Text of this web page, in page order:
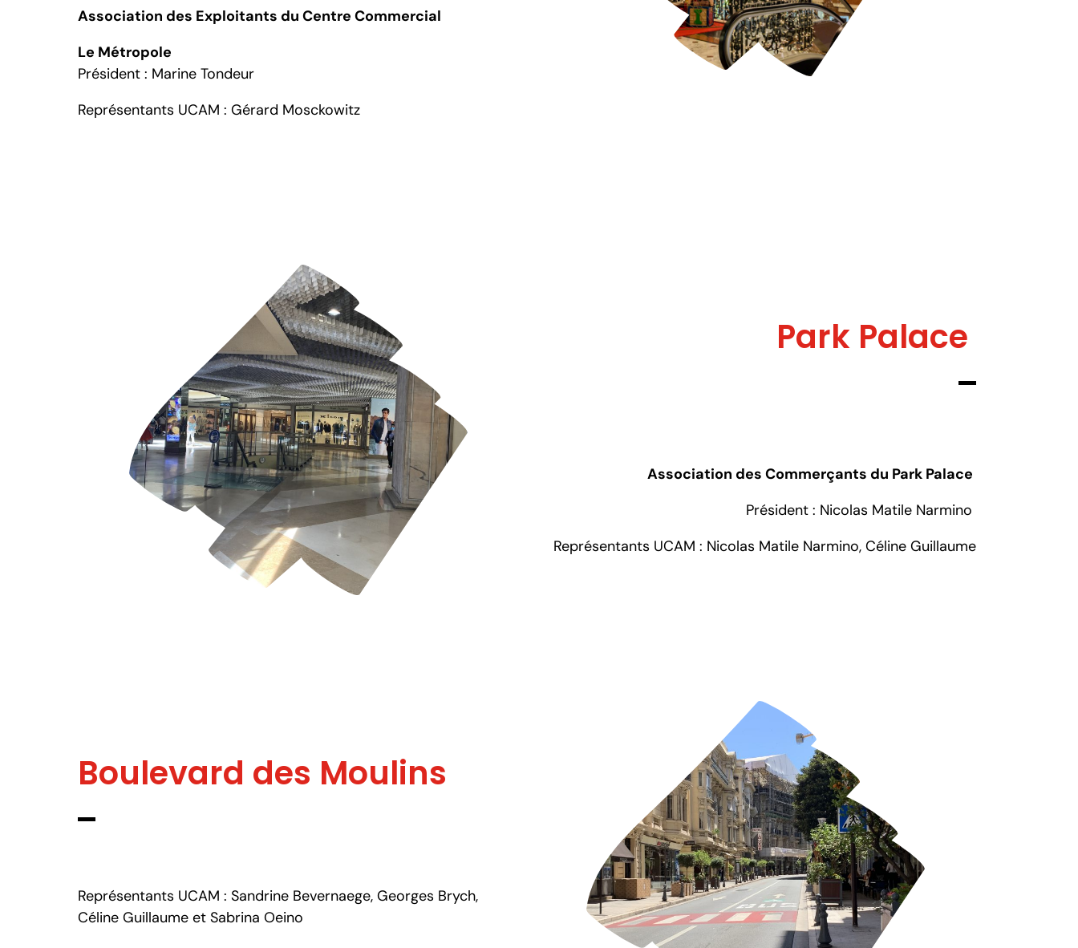
Association des Exploitants du Centre Commercial
Le Métropole
Président : Marine Tondeur
Représentants UCAM : Gérard Mosckowitz
Park Palace
Association des Commerçants du Park Palace
Président : Nicolas Matile Narmino
Représentants UCAM : Nicolas Matile Narmino, Céline Guillaume
Boulevard des Moulins
Représentants UCAM : Sandrine Bevernaege, Georges Brych,
Céline Guillaume et Sabrina Oeino